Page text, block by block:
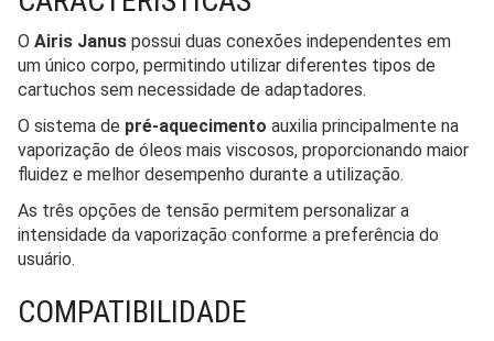
O Airis Janus possui duas conexões independentes em
um único corpo, permitindo utilizar diferentes tipos de
cartuchos sem necessidade de adaptadores.
O sistema de pré-aquecimento auxilia principalmente na
vaporização de óleos mais viscosos, proporcionando maior
fluidez e melhor desempenho durante a utilização.
As três opções de tensão permitem personalizar a
intensidade da vaporização conforme a preferência do
usuário.
COMPATIBILIDADE